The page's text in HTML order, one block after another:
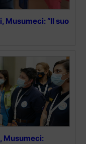
Musumeci: “Il suo
Musumeci: